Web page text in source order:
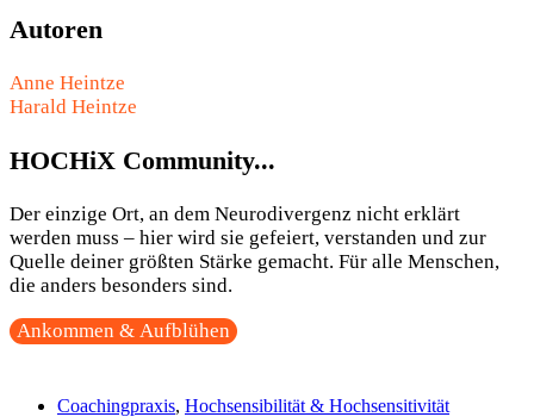
Autoren
Anne Heintze
Harald Heintze
HOCHiX Community...
Der einzige Ort, an dem Neurodivergenz nicht erklärt
werden muss – hier wird sie gefeiert, verstanden und zur
Quelle deiner größten Stärke gemacht. Für alle Menschen,
die anders besonders sind.
Ankommen & Aufblühen
Coachingpraxis, Hochsensibilität & Hochsensitivität